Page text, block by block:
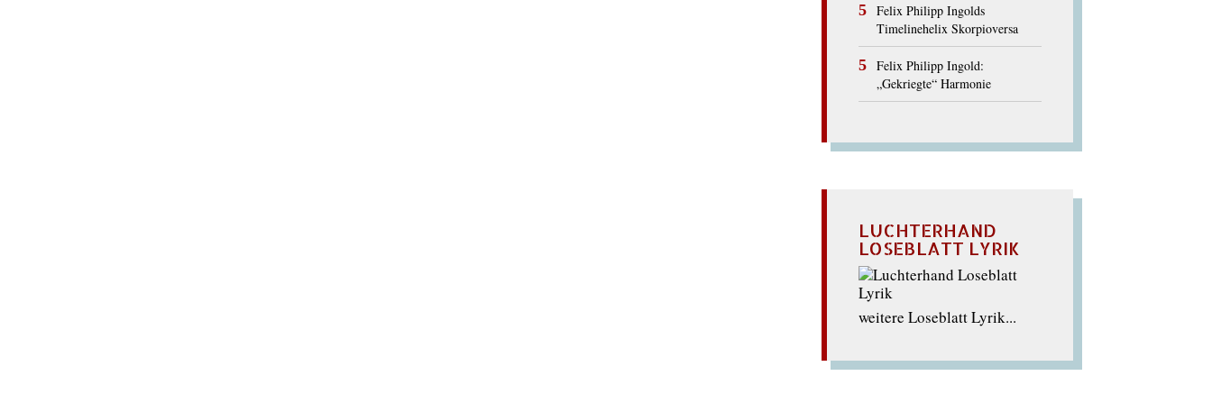
Felix Philipp Ingolds
Timelinehelix Skorpioversa
Felix Philipp Ingold:
„Gekriegte“ Harmonie
LUCHTERHAND
LOSEBLATT LYRIK
weitere Loseblatt Lyrik...